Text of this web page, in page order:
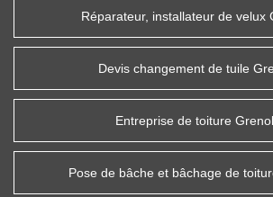
Réparateur, installateur de velux
Devis changement de tuile
Entreprise de toiture
Pose de bâche et bâchage de